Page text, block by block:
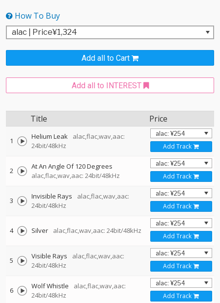
How To Buy
Add all to Cart
Add all to INTEREST
Title Price
1 Helium Leak
alac,flac,wav,aac:
24bit/48kHz
Add Track
2
At An Angle Of 120 Degrees
alac,flac,wav,aac: 24bit/48kHz
Add Track
3 Invisible Rays
alac,flac,wav,aac:
24bit/48kHz
Add Track
4 Silver alac,flac,wav,aac: 24bit/48kHz
Add Track
5 Visible Rays
alac,flac,wav,aac:
24bit/48kHz
Add Track
6 Wolf Whistle
alac,flac,wav,aac:
24bit/48kHz
Add Track